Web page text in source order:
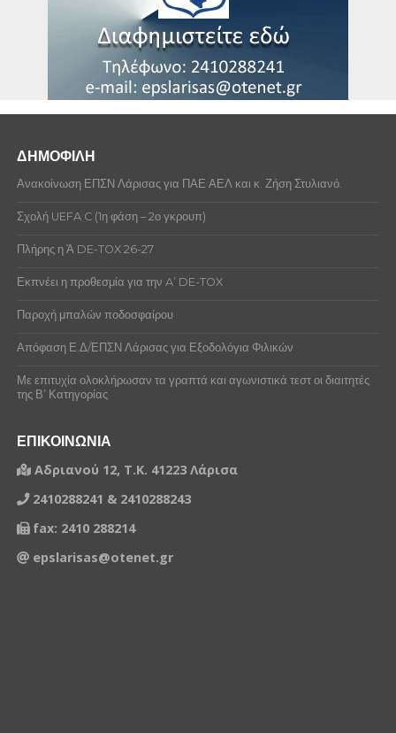
ΔΗΜΟΦΙΛΗ
Ανακοίνωση ΕΠΣΝ Λάρισας για ΠΑΕ ΑΕΛ και κ. Ζήση Στυλιανό.
Σχολή UEFA C (1η φάση – 2ο γκρουπ)
Πλήρης η Ά DE-TOX 26-27
Εκπνέει η προθεσμία για την A’ DE-TOX
Παροχή μπαλών ποδοσφαίρου
Απόφαση Ε.Δ/ΕΠΣΝ Λάρισας για Εξοδολόγια Φιλικών
Με επιτυχία ολοκλήρωσαν τα γραπτά και αγωνιστικά τεστ οι διαιτητές
της Β’ Κατηγορίας
ΕΠΙΚΟΙΝΩΝΙΑ
Αδριανού 12, Τ.Κ. 41223 Λάρισα
2410288241 & 2410288243
fax: 2410 288214
epslarisas@otenet.gr